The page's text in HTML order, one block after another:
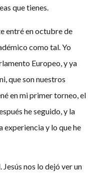
que tienes.
entré en octubre de
como tal. Yo
Europeo, y ya
que son nuestros
en mi primer torneo, el
he seguido, y la
experiencia y lo que he
nos lo dejó ver un